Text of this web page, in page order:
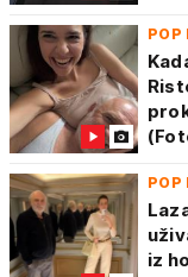
POP
POP
iz